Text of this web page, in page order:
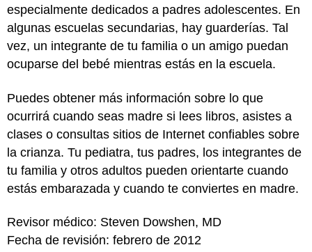
especialmente dedicados a padres adolescentes. En
algunas escuelas secundarias, hay guarderías. Tal
vez, un integrante de tu familia o un amigo puedan
ocuparse del bebé mientras estás en la escuela.
Puedes obtener más información sobre lo que
ocurrirá cuando seas madre si lees libros, asistes a
clases o consultas sitios de Internet confiables sobre
la crianza. Tu pediatra, tus padres, los integrantes de
tu familia y otros adultos pueden orientarte cuando
estás embarazada y cuando te conviertes en madre.
Revisor médico: Steven Dowshen, MD
Fecha de revisión: febrero de 2012